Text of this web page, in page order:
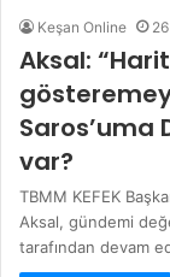
Keşan Online
Aksal:
Saros’uma
var?
TBMM KEFEK
Aksal, gündemi
tarafından devam